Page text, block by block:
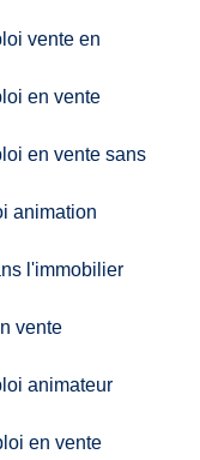
vente en
en vente
en vente sans
animation
l'immobilier
vente
animateur
en vente